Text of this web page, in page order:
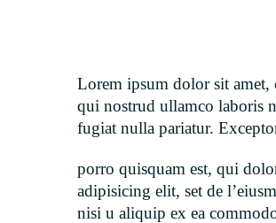
Lorem ipsum dolor sit amet,
qui nostrud ullamco laboris
fugiat nulla pariatur.
porro quisquam est, qui
adipisicing elit, set de
nisi u aliquip ex ea